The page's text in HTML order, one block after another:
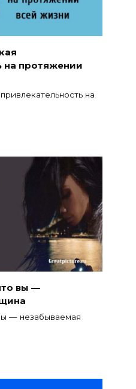
на протяжении
на
вы —
— незабываемая